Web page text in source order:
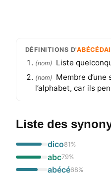
DÉFINITIONS D'
(nom) Liste
(nom) Membre
l’alphabet, car ils
Liste des
dico81%
abc79%
abécé68%